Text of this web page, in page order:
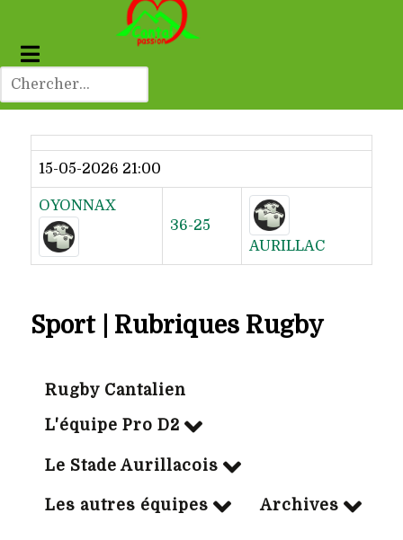
Dernier résultat
15-05-2026 21:00
OYONNAX
36-25
AURILLAC
Sport | Rubriques Rugby
Rugby Cantalien
L'équipe Pro D2
Le Stade Aurillacois
Les autres équipes Archives